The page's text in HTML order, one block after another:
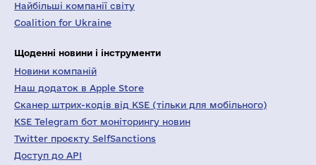
Найбільші компанії світу
Coalition for Ukraine
Щоденні новини і інструменти
Новини компаній
Наш додаток в Apple Store
Сканер штрих-кодів від KSE (тільки для мобільного)
KSE Telegram бот моніторингу новин
Twitter проєкту SelfSanctions
Доступ до API